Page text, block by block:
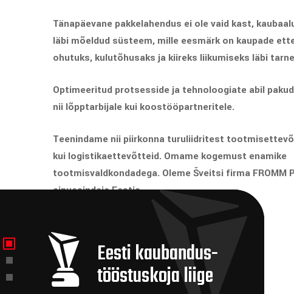
Tänapäevane pakkelahendus ei ole vaid kast,
läbi mõeldud süsteem, mille eesmärk on kaupade
ohutuks, kulutõhusaks ja kiireks liikumiseks läbi
Optimeeritud protsesside ja tehnoloogiate abil
nii lõpptarbijale kui koostööpartneritele.
Teenindame nii piirkonna turuliidritest
kui logistikaettevõtteid. Omame kogemust enamike
tootmisvaldkondadega. Oleme Šveitsi firma FROMM
ainuesindaja Eestis.
Eesti kaubandus-
tööstuskoja liige